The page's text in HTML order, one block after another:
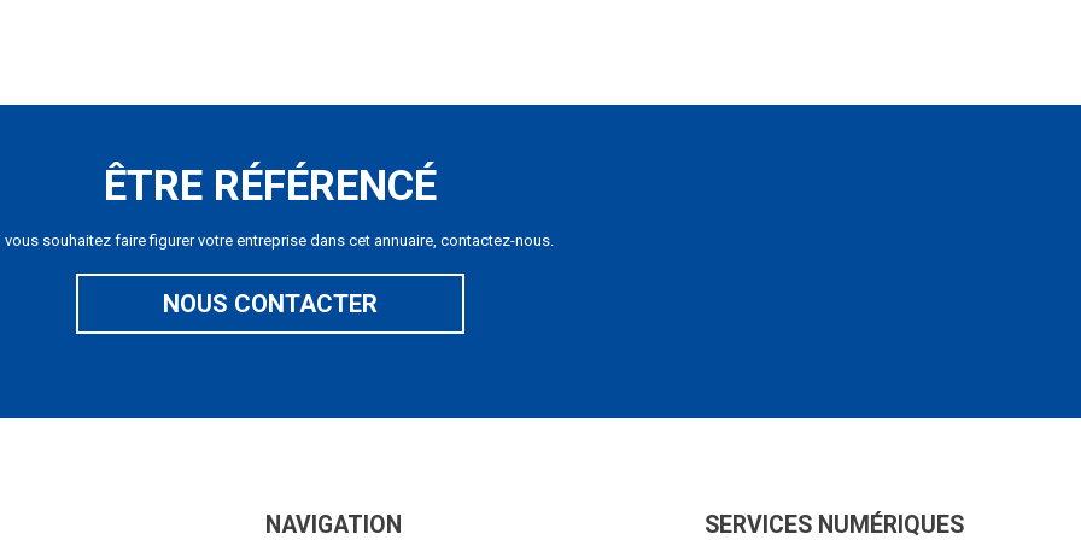
ÊTRE RÉFÉRENCÉ
vous souhaitez faire figurer votre entreprise dans cet annuaire, contactez-nous.
NOUS CONTACTER
NAVIGATION SERVICES NUMÉRIQUES